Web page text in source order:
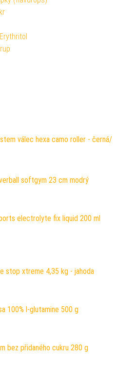
válec hexa camo roller - černá/
softgym 23 cm modrý
electrolyte fix liquid 200 ml
stop xtreme 4,35 kg - jahoda
100% l-glutamine 500 g
bez přidaného cukru 280 g